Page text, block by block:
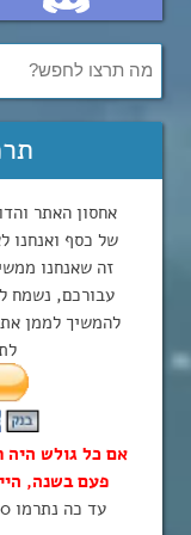
אחסון האתר
של כסף ואנחנו
זה שאנחנו
עבורכם, נשמח
להמשיך לממן
אם כל גולש היה
פעם בשנה,
עד כה נתרמו 50 שקלים מתחילת 2026.